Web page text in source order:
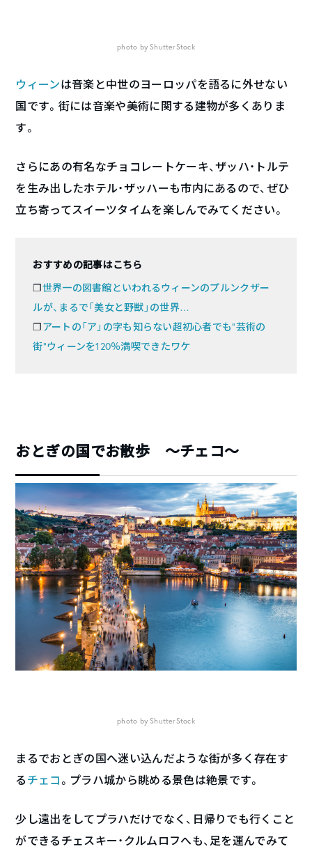
photo by ShutterStock
ウィーンは音楽と中世のヨーロッパを語るに外せない
国です。街には音楽や美術に関する建物が多くありま
す。
さらにあの有名なチョコレートケーキ、ザッハ・トルテ
を生み出したホテル・ザッハーも市内にあるので、ぜひ
立ち寄ってスイーツタイムを楽しんでみてください。
おすすめの記事はこちら
❐世界一の図書館といわれるウィーンのプルンクザー
ルが、まるで「美女と野獣」の世界…
❐アートの「ア」の字も知らない超初心者でも“芸術の
街”ウィーンを120％満喫できたワケ
おとぎの国でお散歩 〜チェコ〜
photo by ShutterStock
まるでおとぎの国へ迷い込んだような街が多く存在す
るチェコ。プラハ城から眺める景色は絶景です。
少し遠出をしてプラハだけでなく、日帰りでも行くこと
ができるチェスキー・クルムロフへも、足を運んでみて